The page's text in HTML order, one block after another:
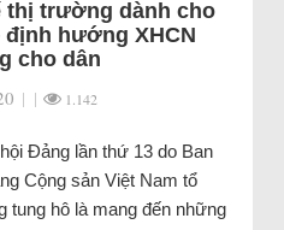
thị trường dành cho
định hướng XHCN
cho dân
| | 1.142
Đảng lần thứ 13 do Ban
Cộng sản Việt Nam tổ
hô là mang đến những